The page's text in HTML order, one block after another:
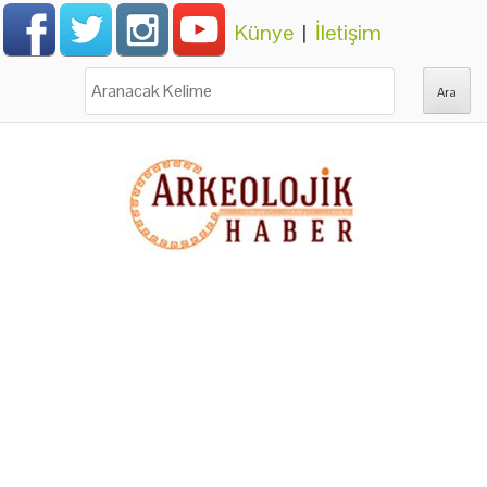
Künye | İletişim